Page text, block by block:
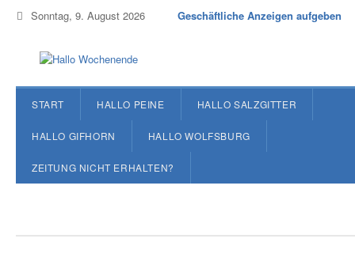
Sonntag, 9. August 2026 Geschäftliche Anzeigen aufgeben
START HALLO PEINE HALLO SALZGITTER
HALLO GIFHORN HALLO WOLFSBURG
ZEITUNG NICHT ERHALTEN?